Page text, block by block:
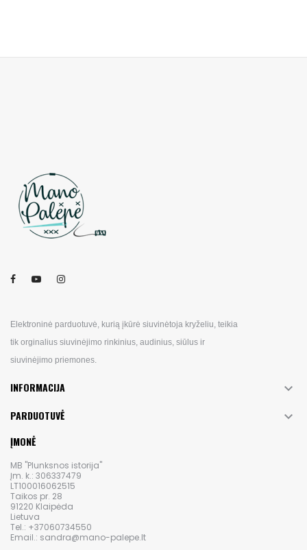
Elektroninė parduotuvė, kurią įkūrė siuvinėtoja kryželiu, teikia
tik orginalius siuvinėjimo rinkinius, audinius, siūlus ir
siuvinėjimo priemones.
INFORMACIJA 
PARDUOTUVĖ 
ĮMONĖ
MB "Plunksnos istorija"
Įm. k.: 306337479
LT100016062515
Taikos pr. 28
91220 Klaipėda
Lietuva
Tel.: +37060734550
Email.: sandra@mano-palepe.lt